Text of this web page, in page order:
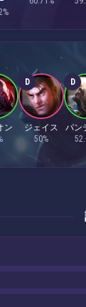
ン
D
ジェイス
50%
D
パン